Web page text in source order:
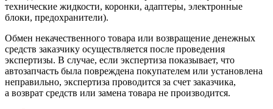
технические жидкости, коронки, адаптеры, электронные
блоки, предохранители).
Обмен некачественного товара или возвращение денежных
средств заказчику осуществляется после проведения
экспертизы. В случае, если экспертиза показывает, что
автозапчасть была повреждена покупателем или установлена
неправильно, экспертиза проводится за счет заказчика,
а возврат средств или замена товара не производится.